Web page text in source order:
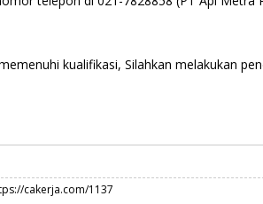
kualifikasi, Silahkan melakukan
cakerja.com/1137